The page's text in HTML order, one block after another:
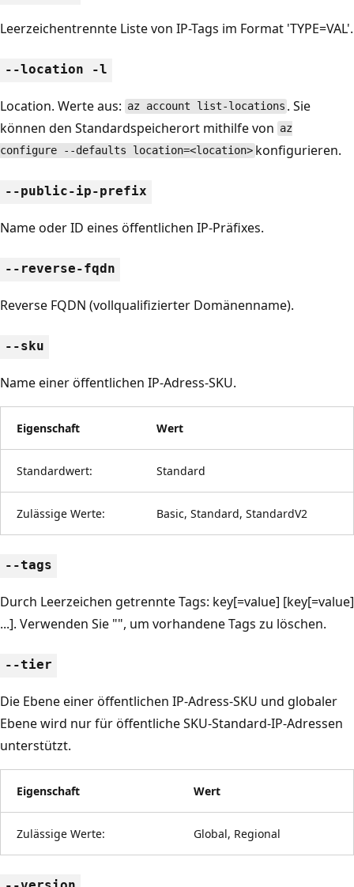
Leerzeichentrennte Liste von IP-Tags im Format 'TYPE=VAL'.
--location -l
Location. Werte aus: az account list-locations . Sie
können den Standardspeicherort mithilfe von az
configure --defaults location=<location> konfigurieren.
--public-ip-prefix
Name oder ID eines öffentlichen IP-Präfixes.
--reverse-fqdn
Reverse FQDN (vollqualifizierter Domänenname).
--sku
Name einer öffentlichen IP-Adress-SKU.
Eigenschaft Wert
Standardwert: Standard
Zulässige Werte: Basic, Standard, StandardV2
--tags
Durch Leerzeichen getrennte Tags: key[=value] [key[=value]
...]. Verwenden Sie "", um vorhandene Tags zu löschen.
--tier
Die Ebene einer öffentlichen IP-Adress-SKU und globaler
Ebene wird nur für öffentliche SKU-Standard-IP-Adressen
unterstützt.
Eigenschaft Wert
Zulässige Werte: Global, Regional